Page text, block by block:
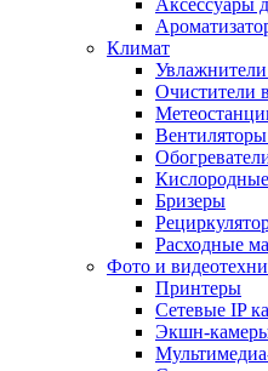
Аксессуары
Климат
Увлажнители
Очистители
Бризеры
Расходные
Фото и
Принтеры
Сетевые IP
Экшн-